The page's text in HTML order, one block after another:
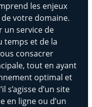
les enjeux
votre domaine.
un service de
temps et de la
consacrer
tout en ayant
optimal et
s’agisse d’un site
en ligne ou d’un